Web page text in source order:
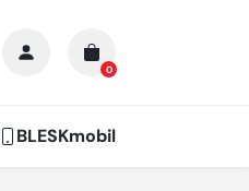
0
BLESKmobil